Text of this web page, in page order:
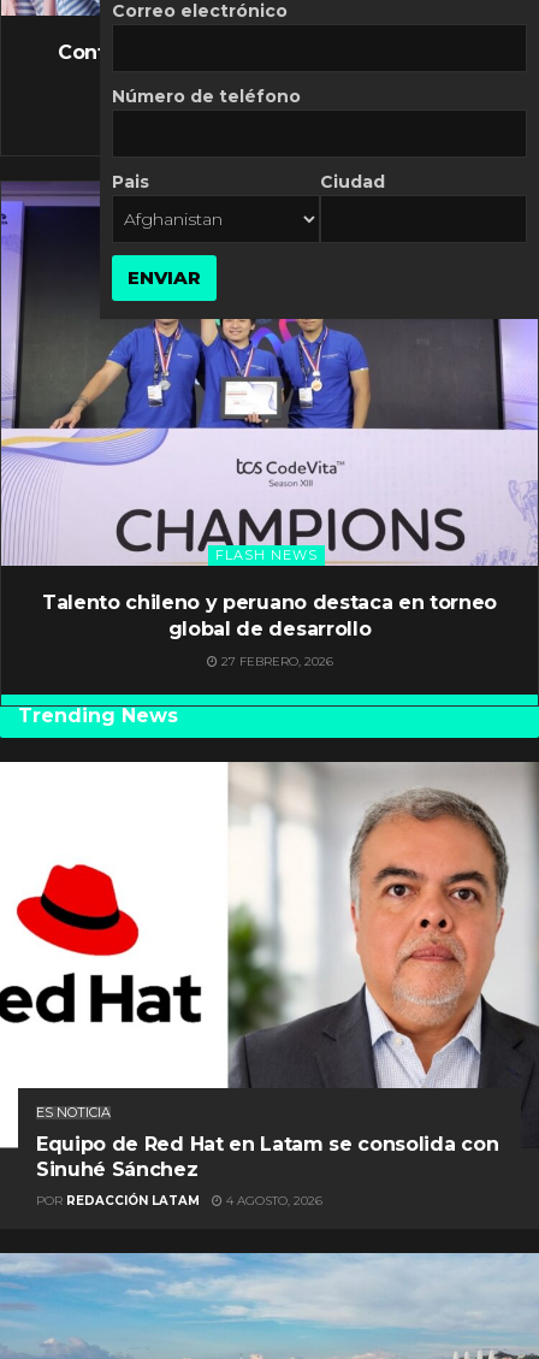
FLASH NEWS
Controversia de Mercado Libre por costos
10 MARZO, 2026
FLASH NEWS
Talento chileno y peruano destaca en torneo
global de desarrollo
27 FEBRERO, 2026
Trending News
ES NOTICIA
Equipo de Red Hat en Latam se consolida con
Sinuhé Sánchez
POR REDACCIÓN LATAM 4 AGOSTO, 2026
Correo electrónico
Número de teléfono
Pais Ciudad
ENVIAR